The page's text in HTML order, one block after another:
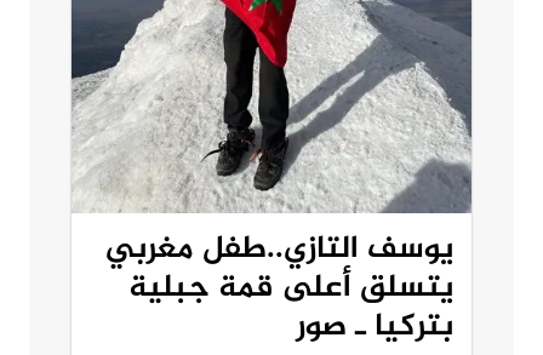
يوسف التازي..طفل مغربي
يتسلق أعلى قمة جبلية
بتركيا ـ صور